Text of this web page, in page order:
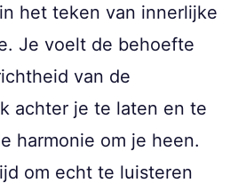
het teken van innerlijke
Je voelt de behoefte
van de
achter je te laten en te
harmonie om je heen.
om echt te luisteren